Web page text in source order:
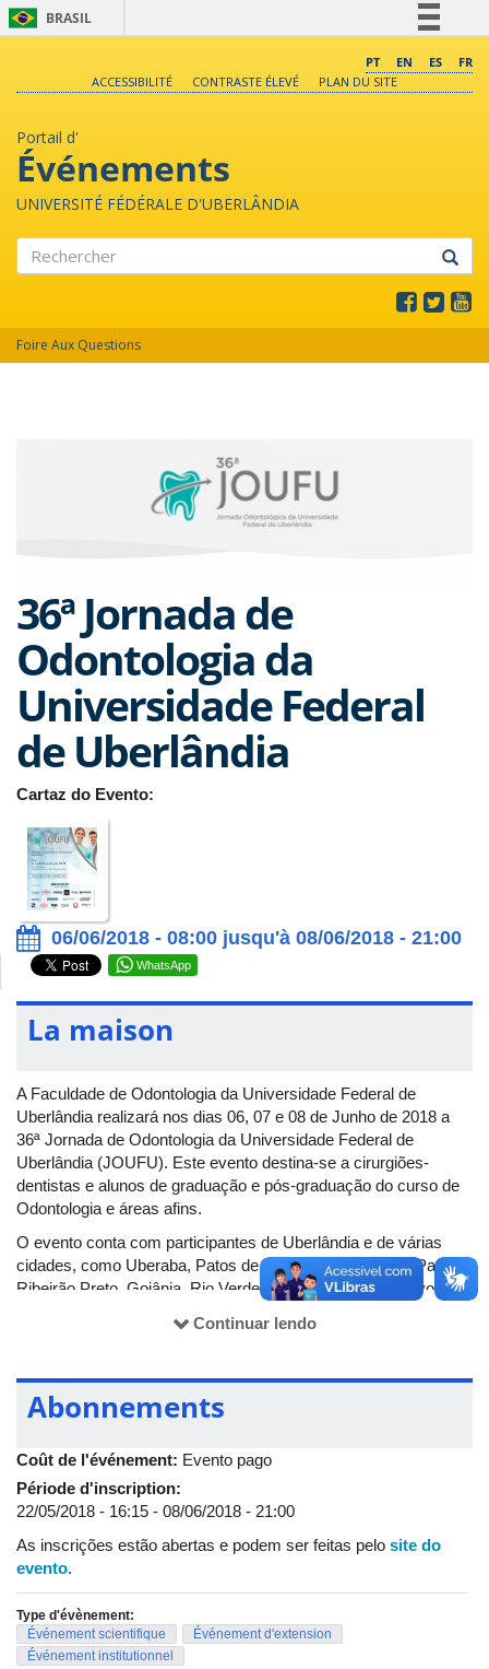
BRASIL
Comunica BR
PT EN ES
FR
ACCESSIBILITÉ
CONTRASTE ÉLEVÉ PLAN DU SITE
Portail d'
Événements
UNIVERSITÉ FÉDÉRALE D'UBERLÂNDIA
Foire Aux Questions
36ª Jornada de
Odontologia da
Universidade Federal
de Uberlândia
Cartaz do Evento:
06/06/2018 - 08:00 jusqu'à 08/06/2018 - 21:00
WhatsApp
La maison
A Faculdade de Odontologia da Universidade Federal de
Uberlândia realizará nos dias 06, 07 e 08 de Junho de 2018 a
36ª Jornada de Odontologia da Universidade Federal de
Uberlândia (JOUFU). Este evento destina-se a cirurgiões-
dentistas e alunos de graduação e pós-graduação do curso de
Odontologia e áreas afins.
O evento conta com participantes de Uberlândia e de várias
cidades, como Uberaba, Patos de Minas, Araguari, São Paulo,
Ribeirão Preto, Goiânia, Rio Verde, entre outras. O objetivo do
interdisciplinaridade e maior integração entre as Instituições de
A 36ª JOUFU acontece na Av. Maria Silva Garcia, 402,
Bairro Granja Marileusa, Uberlândia (MG).
Continuar lendo
Abonnements
Coût de l'événement: Evento pago
Période d'inscription:
22/05/2018 - 16:15 - 08/06/2018 - 21:00
As inscrições estão abertas e podem ser feitas pelo site do
evento.
Type d'évènement:
Événement scientifique
Événement d'extension
Événement institutionnel